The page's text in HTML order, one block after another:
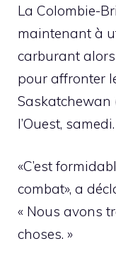
La Colombie-
maintenant à
carburant alors
pour affronter
Saskatchewan
l’Ouest, samedi.
«C’est
combat», a
« Nous avons
choses. »